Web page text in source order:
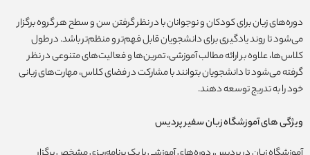
دوره‌های زبان برای کودکان و نوجوانان با در نظر گرفتن سن و سطح هر گروه برگزار
می‌شود تا روند یادگیری برای دانشجویان قابل فهم‌تر و منظم‌تر باشد. در طول
کلاس‌ها، علاوه بر ارائه مطالب آموزشی، تمرین‌ها و فعالیت‌های متنوعی در نظر
گرفته می‌شود تا دانشجویان بتوانند با مشارکت در فضای کلاس، مهارت‌های زبانی
خود را به تدریج توسعه دهند.
ویژگی های آموزشگاه زبان سفیر پردیس